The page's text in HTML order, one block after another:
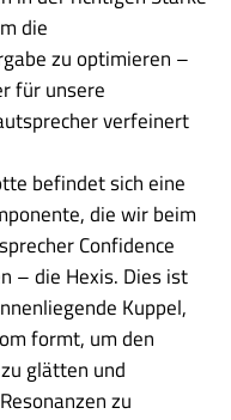
die
zu optimieren –
für unsere
verfeinert
befindet sich eine
die wir beim
Confidence
– die Hexis. Dies ist
Kuppel,
formt, um den
glätten und
zu